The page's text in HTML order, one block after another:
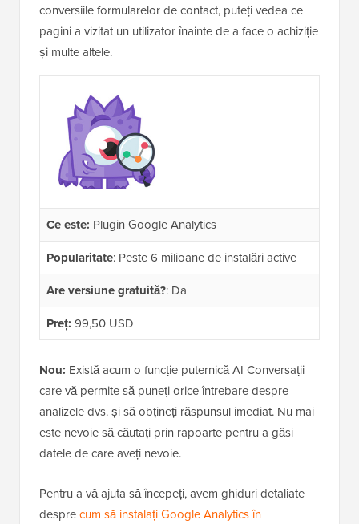
conversiile formularelor de contact, puteți vedea ce
pagini a vizitat un utilizator înainte de a face o achiziție
și multe altele.
Ce este: Plugin Google Analytics
Popularitate: Peste 6 milioane de instalări active
Are versiune gratuită?: Da
Preț: 99,50 USD
Nou: Există acum o funcție puternică AI Conversații
care vă permite să puneți orice întrebare despre
analizele dvs. și să obțineți răspunsul imediat. Nu mai
este nevoie să căutați prin rapoarte pentru a găsi
datele de care aveți nevoie.
Pentru a vă ajuta să începeți, avem ghiduri detaliate
desprecum să instalați Google Analytics în